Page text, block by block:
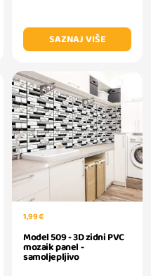
SAZNAJ VIŠE
1,99 €
Model 509 - 3D zidni PVC
mozaik panel -
samoljepljivo